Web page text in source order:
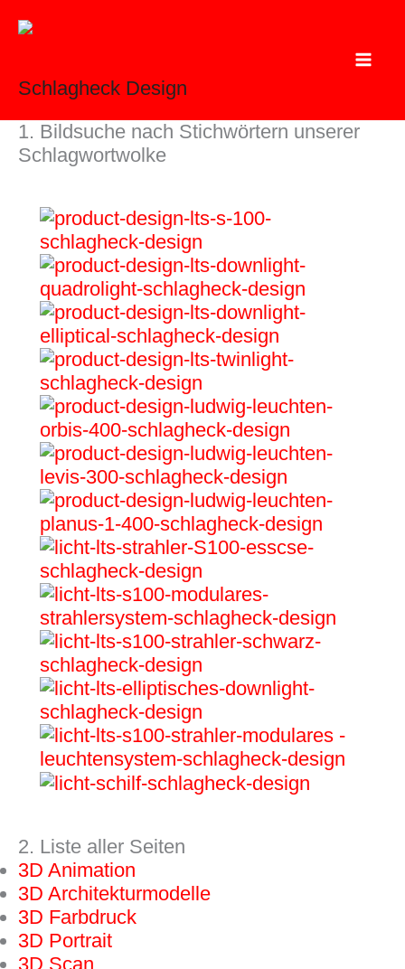
Inhalt
Schlagheck Design
1. Bildsuche nach Stichwörtern unserer
Schlagwortwolke
2. Liste aller Seiten
3D Animation
3D Architektur­modelle
3D Farbdruck
3D Portrait
3D Scan